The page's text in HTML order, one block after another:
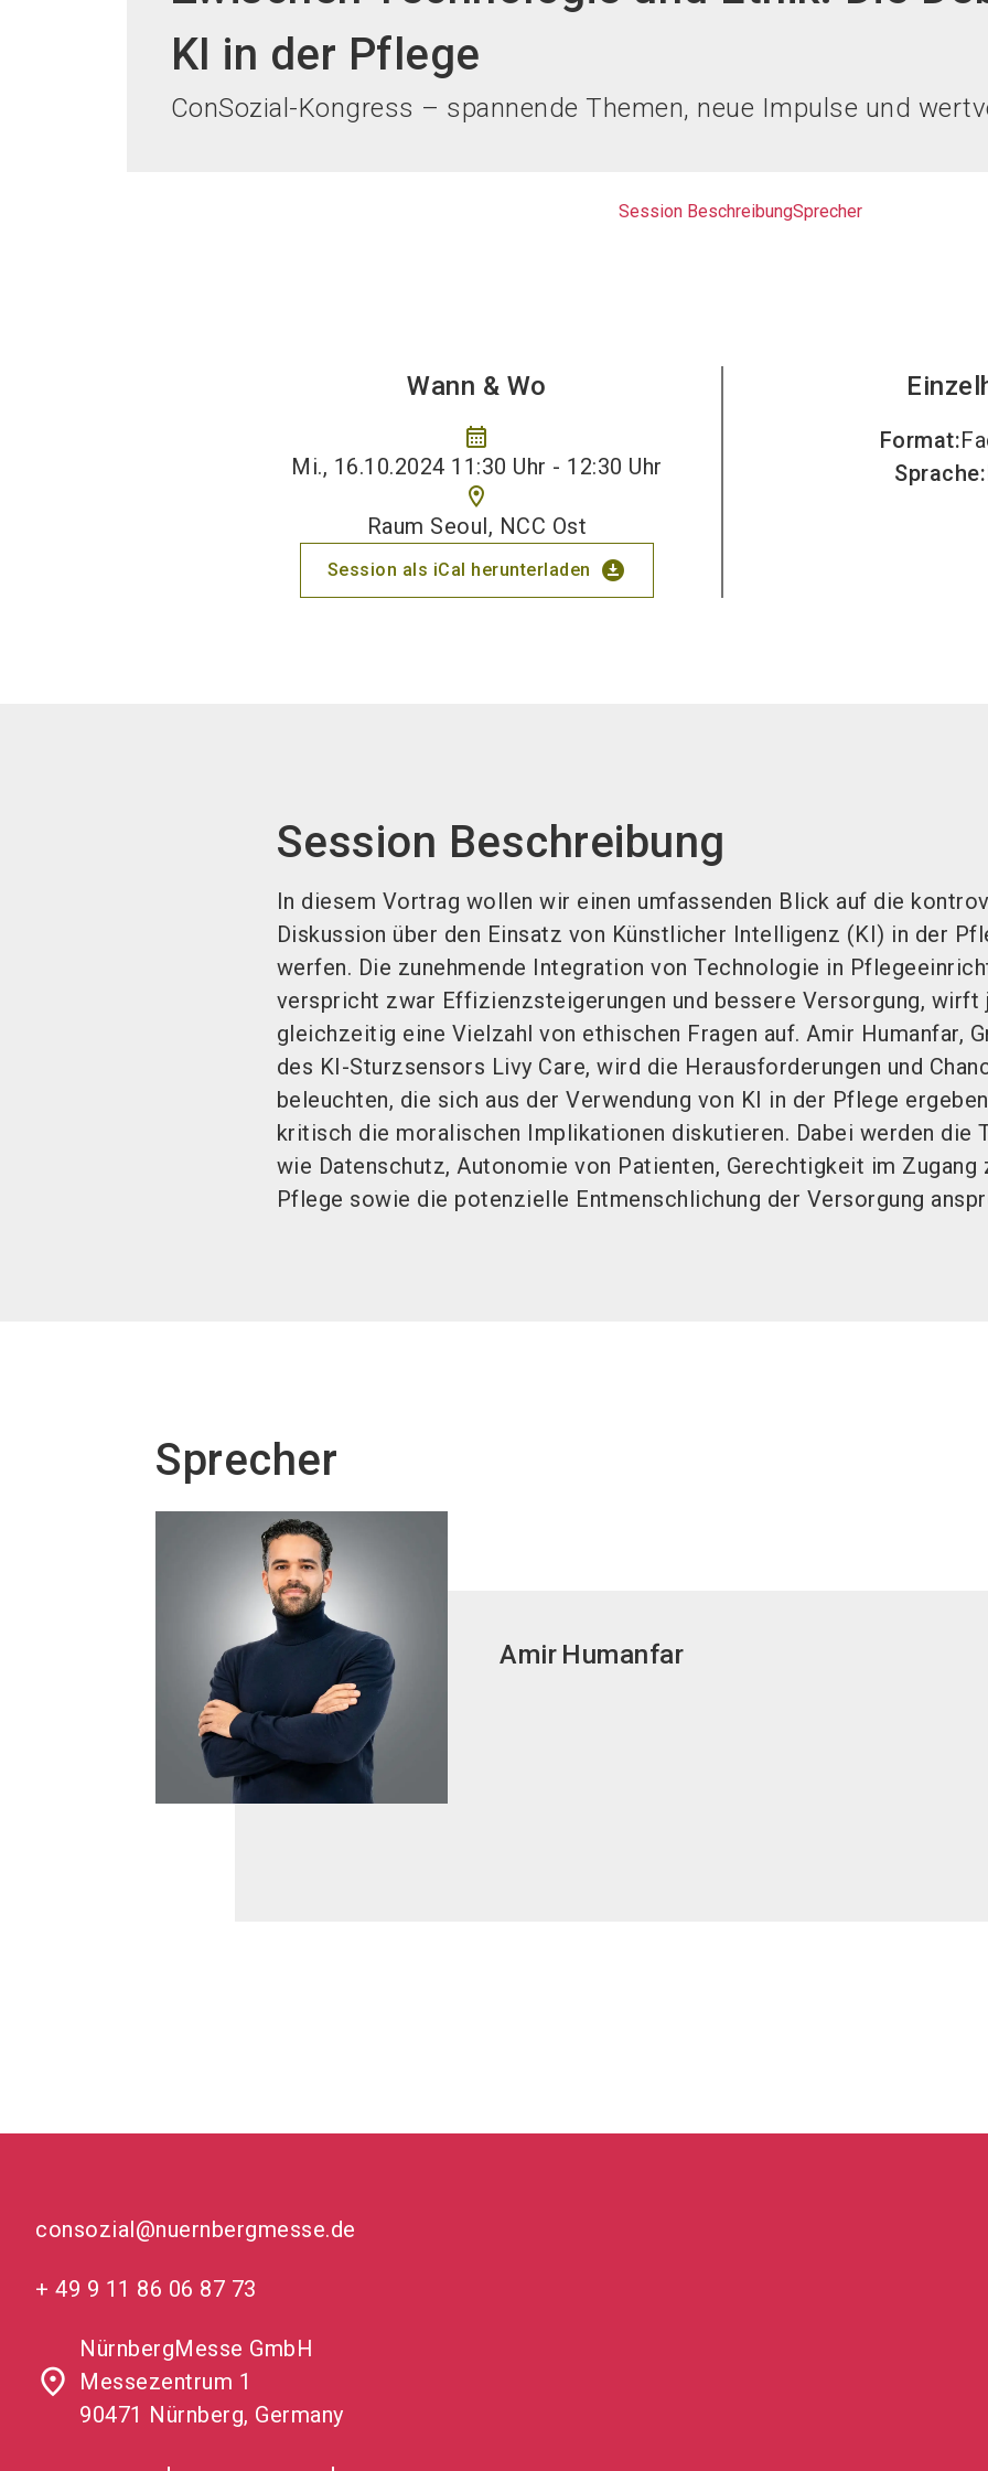
KI in der Pflege
ConSozial-Kongress – spannende Themen, neue Impulse und
Session BeschreibungSprecher
Wann & Wo
calendar_month
Mi., 16.10.2024 11:30 Uhr - 12:30 Uhr
location_on
Raum Seoul, NCC Ost
Session als iCal herunterladen download_for_offline
Format:
Sprache:
Session Beschreibung
In diesem Vortrag wollen wir einen umfassenden Blick auf die
Diskussion über den Einsatz von Künstlicher Intelligenz (KI) in der
werfen. Die zunehmende Integration von Technologie in
verspricht zwar Effizienzsteigerungen und bessere Versorgung, wirft
gleichzeitig eine Vielzahl von ethischen Fragen auf. Amir Humanfar,
des KI-Sturzsensors Livy Care, wird die Herausforderungen und
beleuchten, die sich aus der Verwendung von KI in der Pflege
kritisch die moralischen Implikationen diskutieren. Dabei werden die
wie Datenschutz, Autonomie von Patienten, Gerechtigkeit im Zugang
Pflege sowie die potenzielle Entmenschlichung der Versorgung
Sprecher
Amir Humanfar
consozial@nuernbergmesse.de
+ 49 9 11 86 06 87 73
place
NürnbergMesse GmbH
Messezentrum 1
90471 Nürnberg, Germany